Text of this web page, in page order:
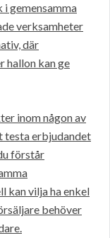
gemensamma
verksamheter
där
hallon kan ge
inom någon av
testa erbjudandet
förstår
kan vilja ha enkel
behöver